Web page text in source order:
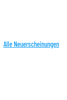
Alle Neuerscheinungen